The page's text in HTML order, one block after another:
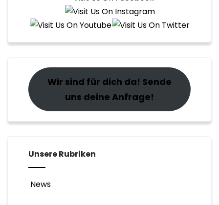
Wir sind für dich da! Sende
uns deine Anfrage!
Unsere Rubriken
News